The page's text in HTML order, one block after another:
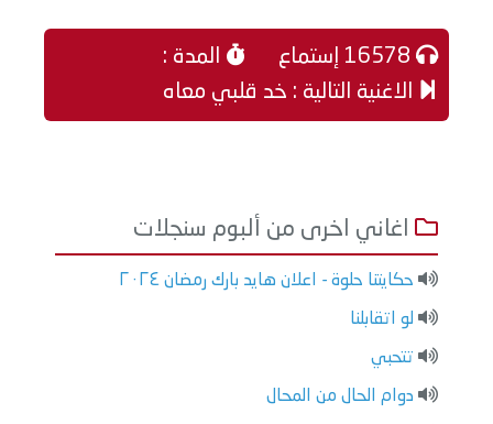
المدة :
الاغنية التالية : خد قلبي معاه
اغاني اخرى من ألبوم سنجلات
حكايتنا حلوة - اعلان هايد بارك رمضان ٢٠٢٤
لو اتقابلنا
تتحبي
دوام الحال من المحال